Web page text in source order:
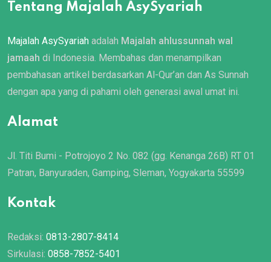
Tentang Majalah AsySyariah
Majalah AsySyariah adalah Majalah ahlussunnah wal
jamaah di Indonesia. Membahas dan menampilkan
pembahasan artikel berdasarkan Al-Qur’an dan As Sunnah
dengan apa yang di pahami oleh generasi awal umat ini.
Alamat
Jl. Titi Bumi - Potrojoyo 2 No. 082 (gg. Kenanga 26B) RT 01
Patran, Banyuraden, Gamping, Sleman, Yogyakarta 55599
Kontak
Redaksi: 0813-2807-8414
Sirkulasi: 0858-7852-5401